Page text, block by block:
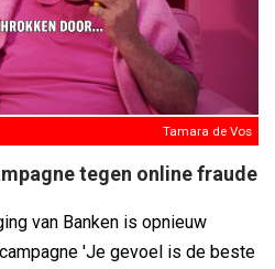
Tamara de Vos
tegen online fraude
van Banken is opnieuw
'Je gevoel is de beste